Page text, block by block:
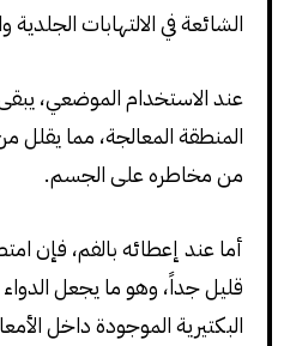
الشائعة في الالتهابات
عند الاستخدام الموضعي، يبقى
المنطقة المعالجة، مما
من مخاطره على الجسم.
أما عند إعطائه بالفم، فإن
قليل جداً، وهو ما يجعل الدواء
البكتيرية الموجودة داخل